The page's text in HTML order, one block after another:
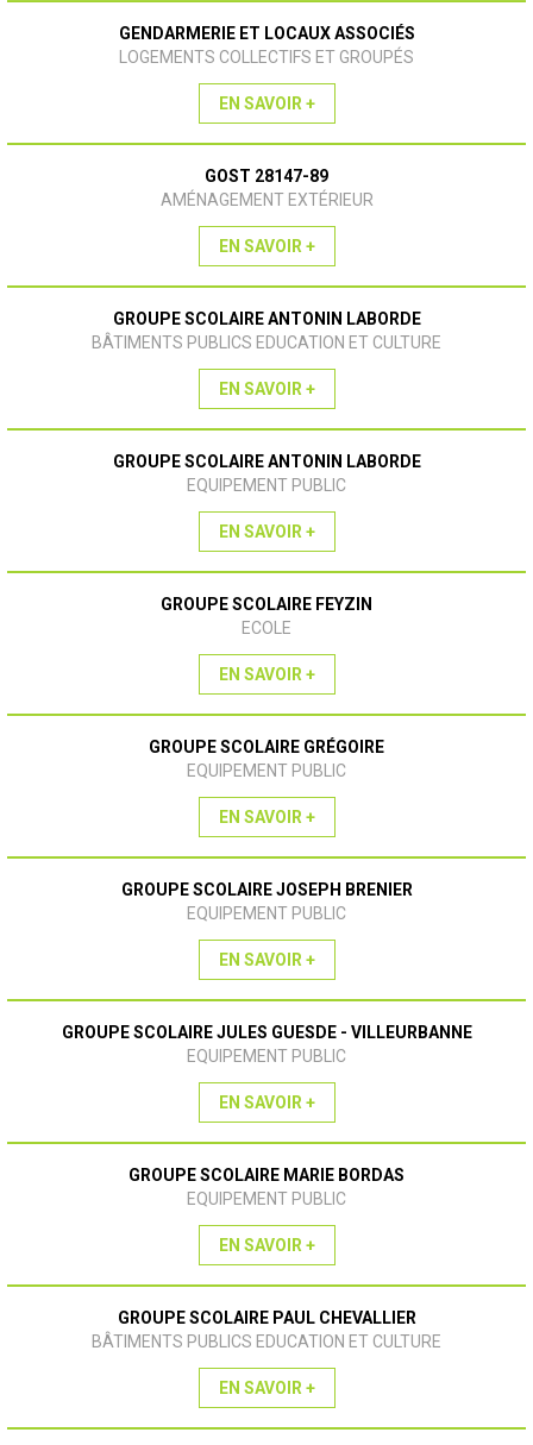
GENDARMERIE ET LOCAUX ASSOCIÉS
LOGEMENTS COLLECTIFS ET GROUPÉS
EN SAVOIR +
GOST 28147-89
AMÉNAGEMENT EXTÉRIEUR
EN SAVOIR +
GROUPE SCOLAIRE ANTONIN LABORDE
BÂTIMENTS PUBLICS EDUCATION ET CULTURE
EN SAVOIR +
GROUPE SCOLAIRE ANTONIN LABORDE
EQUIPEMENT PUBLIC
EN SAVOIR +
GROUPE SCOLAIRE FEYZIN
ECOLE
EN SAVOIR +
GROUPE SCOLAIRE GRÉGOIRE
EQUIPEMENT PUBLIC
EN SAVOIR +
GROUPE SCOLAIRE JOSEPH BRENIER
EQUIPEMENT PUBLIC
EN SAVOIR +
GROUPE SCOLAIRE JULES GUESDE - VILLEURBANNE
EQUIPEMENT PUBLIC
EN SAVOIR +
GROUPE SCOLAIRE MARIE BORDAS
EQUIPEMENT PUBLIC
EN SAVOIR +
GROUPE SCOLAIRE PAUL CHEVALLIER
BÂTIMENTS PUBLICS EDUCATION ET CULTURE
EN SAVOIR +